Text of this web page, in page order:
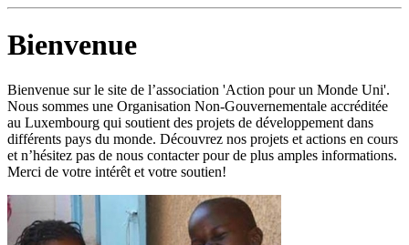
Bienvenue
Bienvenue sur le site de l’association 'Action pour un Monde Uni'.
Nous sommes une Organisation Non-Gouvernementale accréditée
au Luxembourg qui soutient des projets de développement dans
différents pays du monde. Découvrez nos projets et actions en cours
et n’hésitez pas de nous contacter pour de plus amples informations.
Merci de votre intérêt et votre soutien!